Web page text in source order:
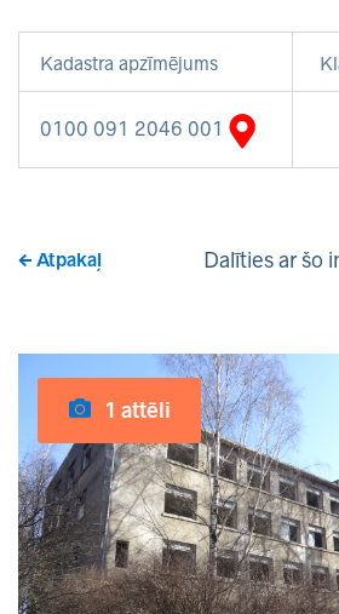
Kadastra apzīmējums
0100 091 2046 001
Atpakaļ Dalīties ar šo
1 attēli